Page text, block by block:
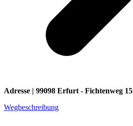
Adresse | 99098 Erfurt - Fichtenweg 15
Wegbeschreibung